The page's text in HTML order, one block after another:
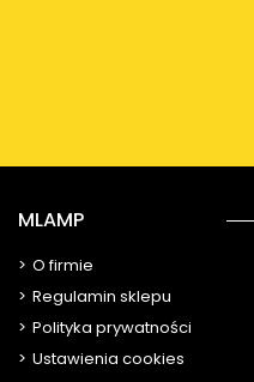
MLAMP
O firmie
Regulamin sklepu
Polityka prywatności
Ustawienia cookies